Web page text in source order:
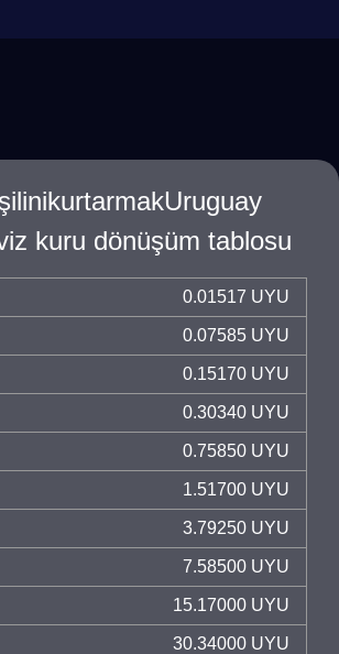
kuru dönüşüm tablosu
0.01517 UYU
0.07585 UYU
0.15170 UYU
0.30340 UYU
0.75850 UYU
1.51700 UYU
3.79250 UYU
7.58500 UYU
15.17000 UYU
30.34000 UYU